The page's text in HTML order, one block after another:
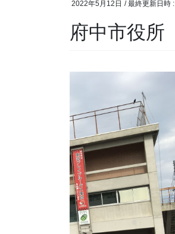
2022年5月12日 / 最終更新日時 :
府中市役所